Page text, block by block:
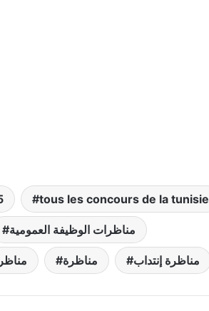
tous les concours de la tunisie
مناظرات الوظيفة العمومية
مناظرة مناظرة إنتداب